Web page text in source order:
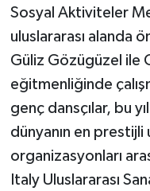
Sosyal Aktiviteler
uluslararası alanda
Güliz Gözügüzel ile
eğitmenliğinde
genç dansçılar, bu
dünyanın en prestijli
organizasyonları
Italy Uluslararası